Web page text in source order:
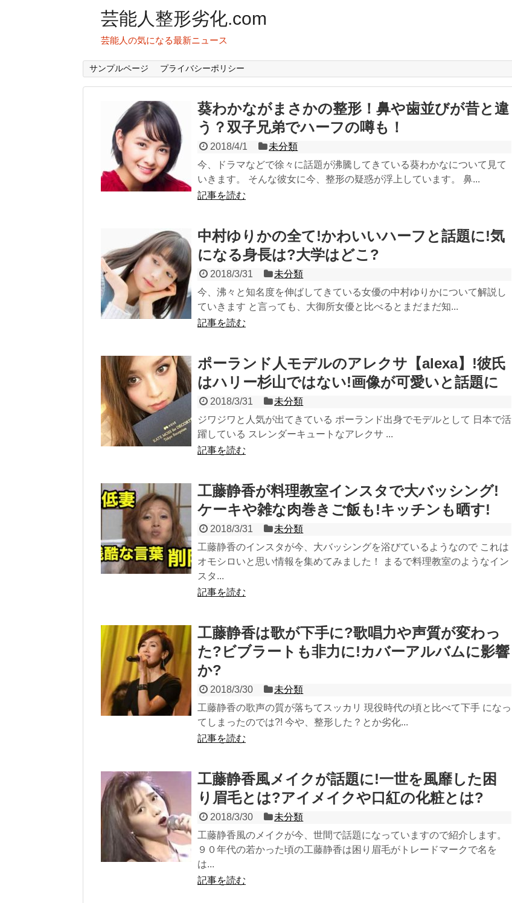
芸能人整形劣化.com
芸能人の気になる最新ニュース
サンプルページ プライバシーポリシー
葵わかながまさかの整形！鼻や歯並びが昔と違
う？双子兄弟でハーフの噂も！
2018/4/1
未分類
今、ドラマなどで徐々に話題が沸騰してきている葵わかなについて見て
いきます。 そんな彼女に今、整形の疑惑が浮上しています。 鼻...
記事を読む
中村ゆりかの全て!かわいいハーフと話題に!気
になる身長は?大学はどこ?
2018/3/31
未分類
今、沸々と知名度を伸ばしてきている女優の中村ゆりかについて解説し
ていきます と言っても、大御所女優と比べるとまだまだ知...
記事を読む
ポーランド人モデルのアレクサ【alexa】!彼氏
はハリー杉山ではない!画像が可愛いと話題に
2018/3/31
未分類
ジワジワと人気が出てきている ポーランド出身でモデルとして 日本で活
躍している スレンダーキュートなアレクサ ...
記事を読む
工藤静香が料理教室インスタで大バッシング!
ケーキや雑な肉巻きご飯も!キッチンも晒す!
2018/3/31
未分類
工藤静香のインスタが今、大バッシングを浴びているようなので これは
オモシロいと思い情報を集めてみました！ まるで料理教室のようなイン
スタ...
記事を読む
工藤静香は歌が下手に?歌唱力や声質が変わっ
た?ビブラートも非力に!カバーアルバムに影響
か?
2018/3/30
未分類
工藤静香の歌声の質が落ちてスッカリ 現役時代の頃と比べて下手 になっ
てしまったのでは?! 今や、整形した？とか劣化...
記事を読む
工藤静香風メイクが話題に!一世を風靡した困
り眉毛とは?アイメイクや口紅の化粧とは?
2018/3/30
未分類
工藤静香風のメイクが今、世間で話題になっていますので紹介します。
９０年代の若かった頃の工藤静香は困り眉毛がトレードマークで名を
は...
記事を読む